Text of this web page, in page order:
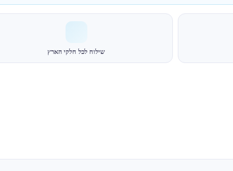
שילוח לכל חלקי הארץ